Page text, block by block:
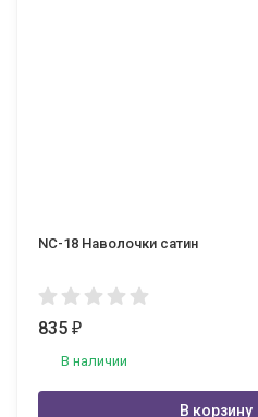
NC-18 Наволочки сатин
835₽
В наличии
В корзину